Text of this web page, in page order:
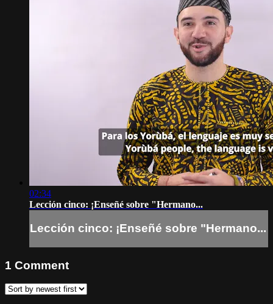
02:34
Lección cinco: ¡Enseñé sobre "Hermano...
Lección cinco: ¡Enseñé sobre "Hermano...
1 Comment